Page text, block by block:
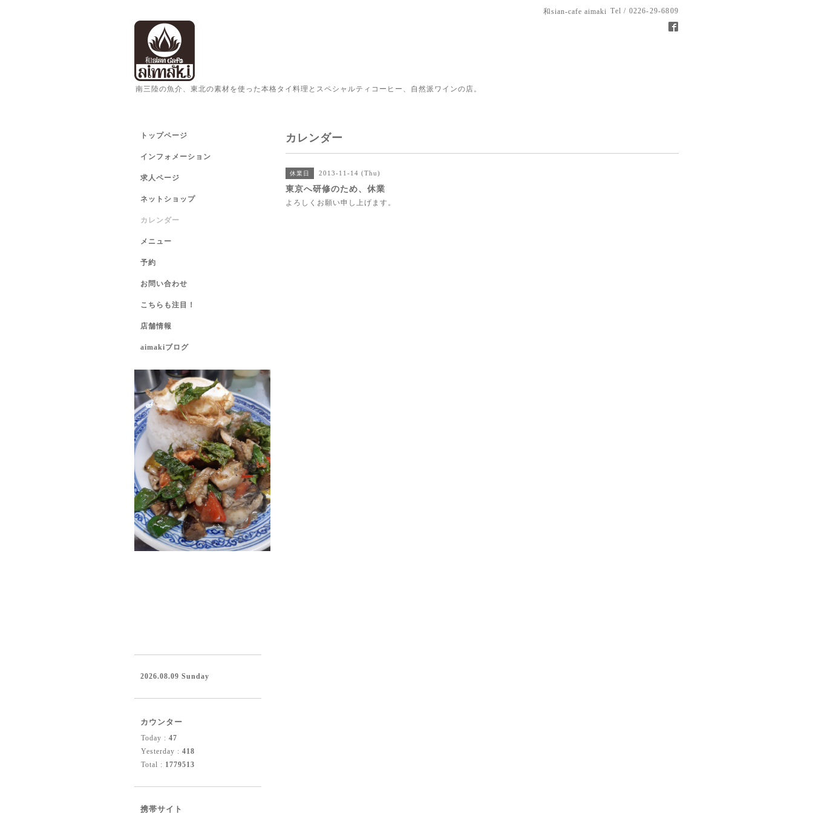
和sian-cafe aimaki Tel / 0226-29-6809
南三陸の魚介、東北の素材を使った本格タイ料理とスペシャルティコーヒー、自然派ワインの店。
カレンダー
休業日 2013-11-14 (Thu)
東京へ研修のため、休業
よろしくお願い申し上げます。
トップページ
インフォメーション
求人ページ
ネットショップ
カレンダー
メニュー
予約
お問い合わせ
こちらも注目！
店舗情報
aimakiブログ
2026.08.09 Sunday
カウンター
Today : 47
Yesterday : 418
Total : 1779513
携帯サイト